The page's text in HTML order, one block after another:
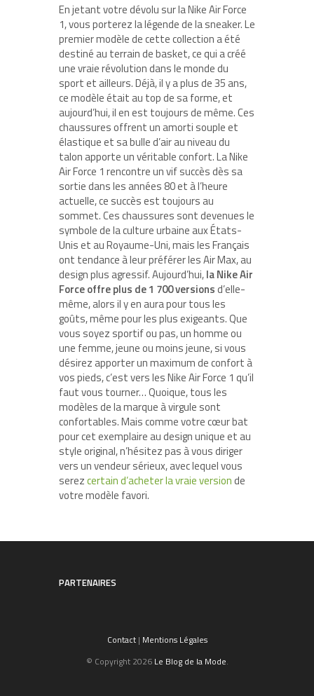
En jetant votre dévolu sur la Nike Air Force
1, vous porterez la légende de la sneaker. Le
premier modèle de cette collection a été
destiné au terrain de basket, ce qui a créé
une vraie révolution dans le monde du
sport et ailleurs. Déjà, il y a plus de 35 ans,
ce modèle était au top de sa forme, et
aujourd’hui, il en est toujours de même. Ces
chaussures offrent un amorti souple et
élastique et sa bulle d’air au niveau du
talon apporte un véritable confort. La Nike
Air Force 1 rencontre un vif succès dès sa
sortie dans les années 80 et à l’heure
actuelle, ce succès est toujours au
sommet. Ces chaussures sont devenues le
symbole de la culture urbaine aux États-
Unis et au Royaume-Uni, mais les Français
ont tendance à leur préférer les Air Max, au
design plus agressif. Aujourd’hui,la Nike Air
Force offre plus de 1 700 versionsd’elle-
même, alors il y en aura pour tous les
goûts, même pour les plus exigeants. Que
vous soyez sportif ou pas, un homme ou
une femme, jeune ou moins jeune, si vous
désirez apporter un maximum de confort à
vos pieds, c’est vers les Nike Air Force 1 qu’il
faut vous tourner… Quoique, tous les
modèles de la marque à virgule sont
confortables. Mais comme votre cœur bat
pour cet exemplaire au design unique et au
style original, n’hésitez pas à vous diriger
vers un vendeur sérieux, avec lequel vous
serezcertain d’acheter la vraie versionde
votre modèle favori.
PARTENAIRES
Contact| Mentions Légales
© Copyright 2026 Le Blog de la Mode.